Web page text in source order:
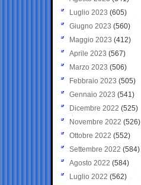
Luglio 2023 (605)
Giugno 2023 (560)
Maggio 2023 (412)
Aprile 2023 (567)
Marzo 2023 (506)
Febbraio 2023 (505)
Gennaio 2023 (541)
Dicembre 2022 (525)
Novembre 2022 (526)
Ottobre 2022 (552)
Settembre 2022 (584)
Agosto 2022 (584)
Luglio 2022 (562)